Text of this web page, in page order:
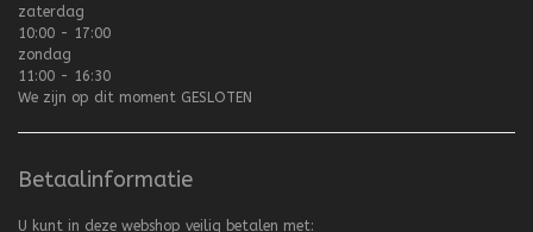
zaterdag
10:00 - 17:00
zondag
11:00 - 16:30
We zijn op dit moment GESLOTEN
Betaalinformatie
U kunt in deze webshop veilig betalen met: